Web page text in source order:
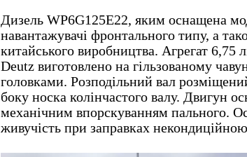
Дизель WP6G125E22, яким оснащена
навантажувачі фронтального типу, а
китайського виробництва. Агрегат 6,75
Deutz виготовлено на гільзованому
головками. Розподільний вал
боку носка колінчастого валу. Двигун
механічним впорскуванням пального.
живучість при заправках